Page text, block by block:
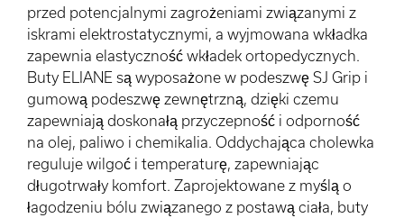
przed potencjalnymi zagrożeniami związanymi z
iskrami elektrostatycznymi, a wyjmowana wkładka
zapewnia elastyczność wkładek ortopedycznych.
Buty ELIANE są wyposażone w podeszwę SJ Grip i
gumową podeszwę zewnętrzną, dzięki czemu
zapewniają doskonałą przyczepność i odporność
na olej, paliwo i chemikalia. Oddychająca cholewka
reguluje wilgoć i temperaturę, zapewniając
długotrwały komfort. Zaprojektowane z myślą o
łagodzeniu bólu związanego z postawą ciała, buty